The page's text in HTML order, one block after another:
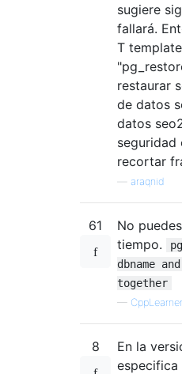
sugiere
fallará.
T
restaurar
de datos
datos
seguridad
recortar
araqnid
61 No
tiempo.
dbname
together
— CppLearner
8
En la
especifica